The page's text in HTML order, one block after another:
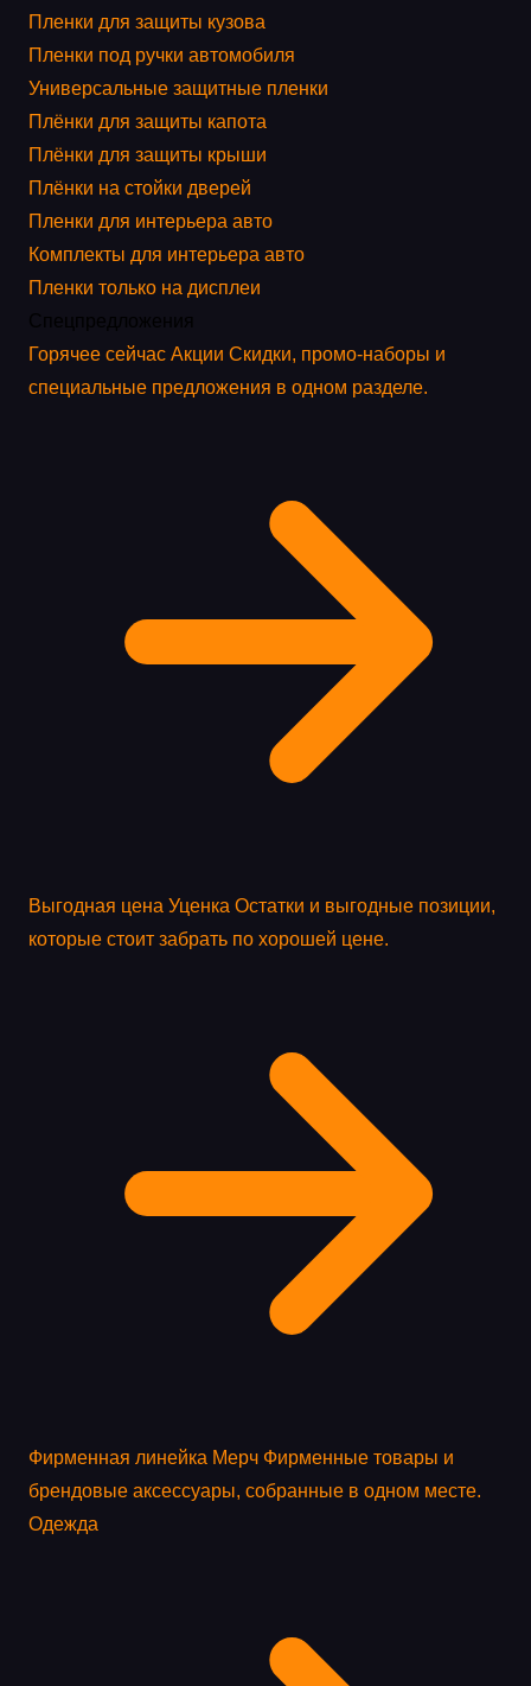
Пленки для защиты кузова
Пленки под ручки автомобиля
Универсальные защитные пленки
Плёнки для защиты капота
Плёнки для защиты крыши
Плёнки на стойки дверей
Пленки для интерьера авто
Комплекты для интерьера авто
Пленки только на дисплеи
Горячее сейчас Акции Скидки, промо-наборы и
специальные предложения в одном разделе.
Выгодная цена Уценка Остатки и выгодные позиции,
которые стоит забрать по хорошей цене.
Фирменная линейка Мерч Фирменные товары и
брендовые аксессуары, собранные в одном месте.
Одежда